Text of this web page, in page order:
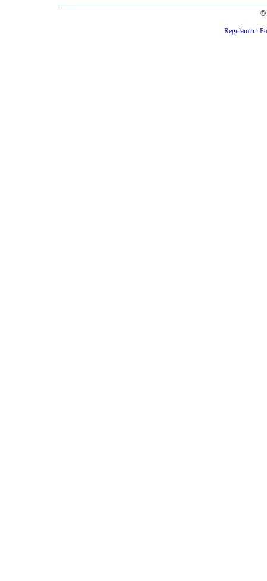
©
Regulamin i